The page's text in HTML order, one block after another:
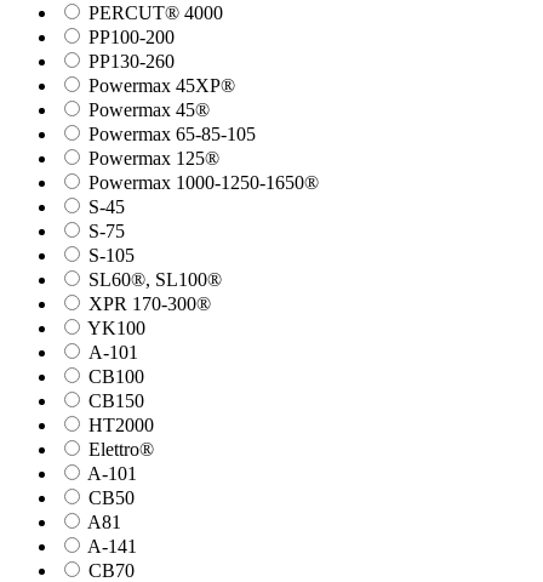
PERCUT® 4000
PP100-200
PP130-260
Powermax 45XP®
Powermax 45®
Powermax 65-85-105
Powermax 125®
Powermax 1000-1250-1650®
S-45
S-75
S-105
SL60®, SL100®
XPR 170-300®
YK100
А-101
СВ100
СВ150
HT2000
Elettro®
A-101
СВ50
A81
A-141
СВ70